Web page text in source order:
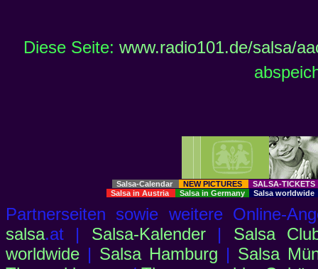
Diese Seite: www.radio101.de/salsa/
Salsa-Calendar NEW PICTURES
SALSA-
Salsa in Austria
Salsa in Germany Salsa worldwide
Partnerseiten sowie weitere Online-
salsa.at | Salsa-Kalender| Salsa
worldwide | Salsa Hamburg | Salsa